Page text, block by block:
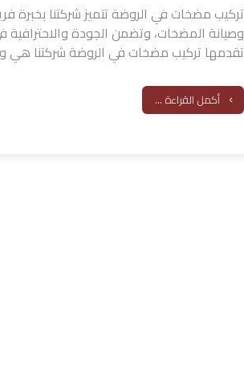
تركيب مضخات في الروضة تتميز شركتنا بخبرة
وصيانة المضخات، وتضمن الجودة
تقدمها تركيب مضخات في الروضة شركتنا هي
أكمل القراءة ...